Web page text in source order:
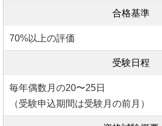
合格基準
70%以上の評価
受験日程
毎年偶数月の20〜25日
（受験申込期間は受験月の前月）